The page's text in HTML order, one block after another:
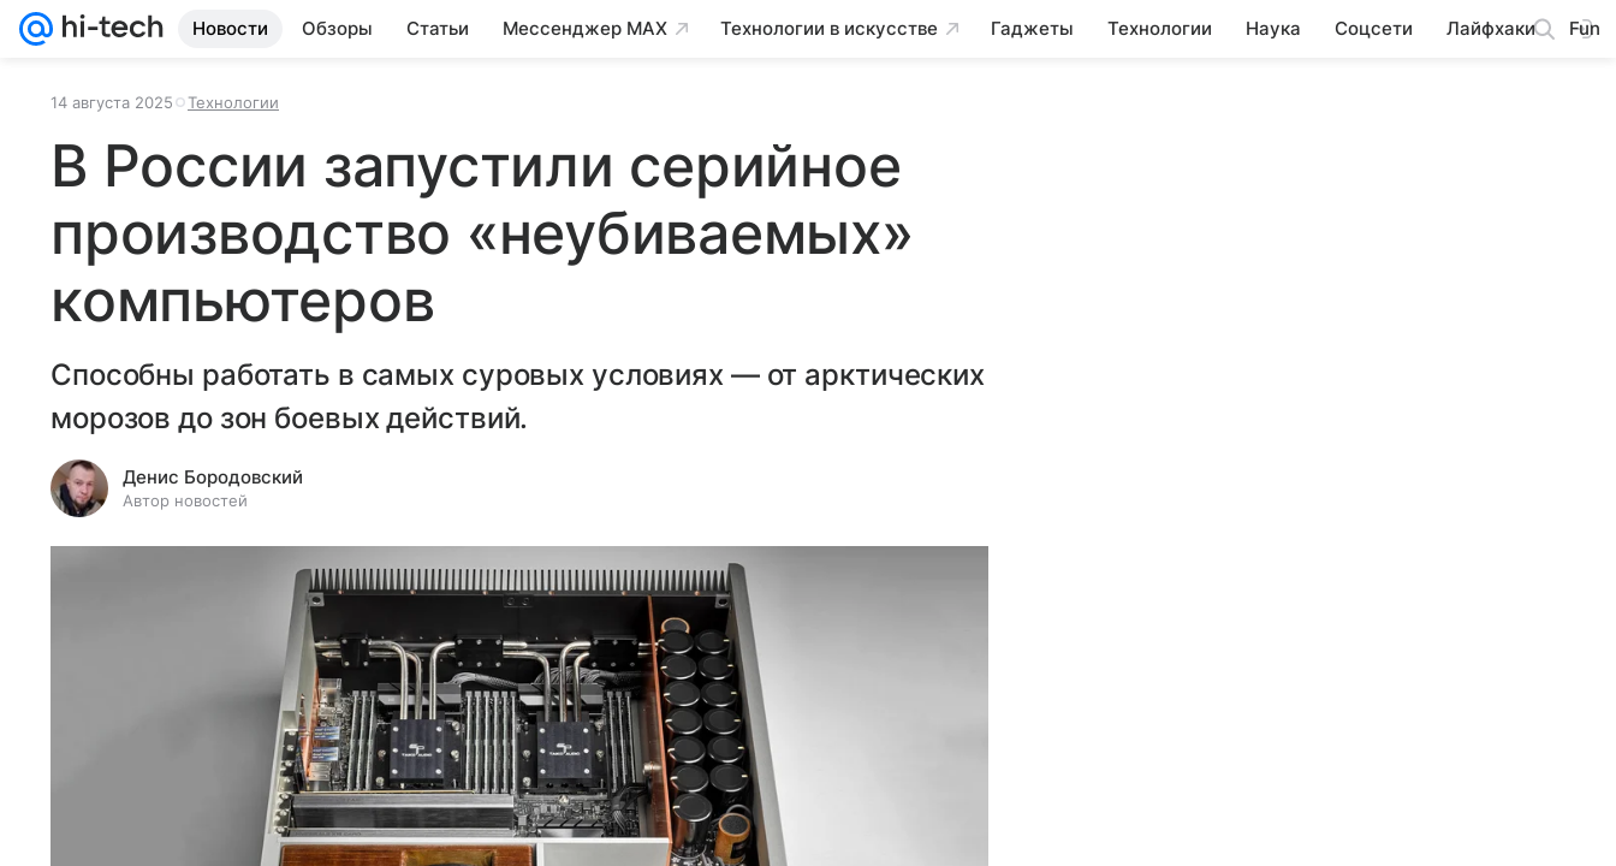
Новости Обзоры Статьи Мессенджер MAX Технологии в искусстве Гаджеты Технологии Наука Соцсети Лайфхаки Fun
14 августа 2025 Технологии
В России запустили серийное
производство «неубиваемых»
компьютеров
Способны работать в самых суровых условиях — от арктических
морозов до зон боевых действий.
Денис Бородовский
Автор новостей